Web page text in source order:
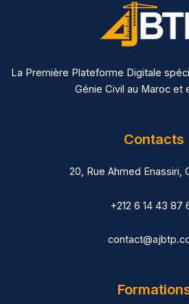
La Première Plateforme Digitale
Génie Civil au Maroc et
Contacts
20, Rue Ahmed Enassiri,
+212 6 14 43 87